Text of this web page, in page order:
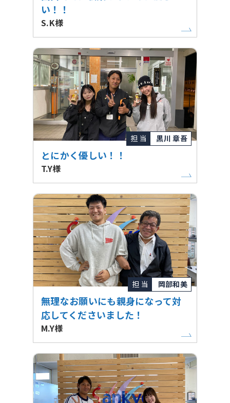
い！！
S.K様
担 当 黒川 章吾
とにかく優しい！！
T.Y様
担 当 岡部和美
無理なお願いにも親身になって対
応してくださいました！
M.Y様